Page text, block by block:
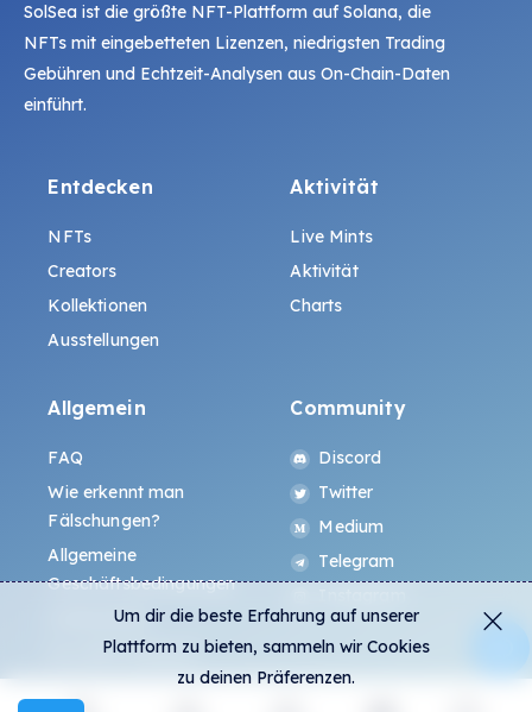
SolSea ist die größte NFT-Plattform auf Solana, die
NFTs mit eingebetteten Lizenzen, niedrigsten Trading
Gebühren und Echtzeit-Analysen aus On-Chain-Daten
einführt.
Entdecken
NFTs
Creators
Kollektionen
Ausstellungen
Aktivität
Live Mints
Aktivität
Charts
Allgemein
FAQ
Wie erkennt man
Fälschungen?
Allgemeine
Geschäftsbedingungen
Datenschutz
ALL.ART Protocol
Community
Discord
Twitter
Medium
Telegram
Um dir die beste Erfahrung auf unserer
Plattform zu bieten, sammeln wir Cookies
zu deinen Präferenzen.